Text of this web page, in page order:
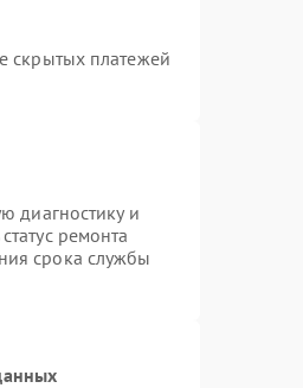
скрытых платежей
диагностику и
ремонта
срока службы